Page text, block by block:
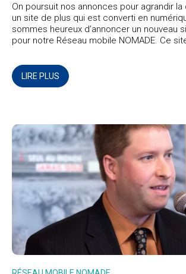
On poursuit nos annonces pour agrandir
un site de plus qui est converti en
sommes heureux d’annoncer un nouveau
pour notre Réseau mobile NOMADE. Ce
radio. Le site de Gros-Morne améliorera la
la MRC de la Haute-Gaspésie.
LIRE PLUS